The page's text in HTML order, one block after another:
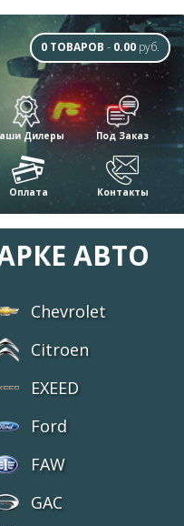
0 ТОВАРОВ - 0.00 руб.
Дилеры Под Заказ
Оплата Контакты
АВТО
Chevrolet
Citroen
EXEED
Ford
FAW
GAC